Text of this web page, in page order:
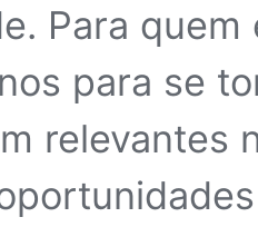
Para
para se
relevantes